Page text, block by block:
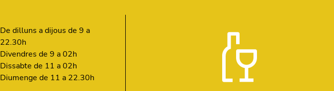
De dilluns a dijous de 9 a
22.30h
Divendres de 9 a 02h
Dissabte de 11 a 02h
Diumenge de 11 a 22.30h